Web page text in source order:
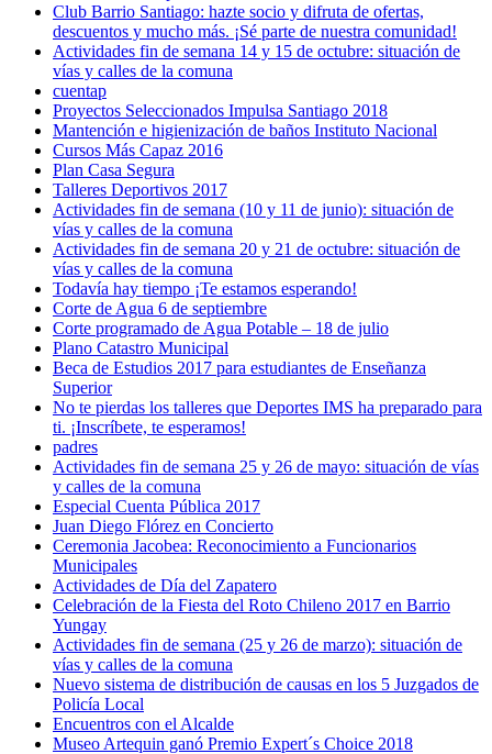
Club Barrio Santiago: hazte socio y difruta de ofertas,
descuentos y mucho más. ¡Sé parte de nuestra comunidad!
Actividades fin de semana 14 y 15 de octubre: situación de
vías y calles de la comuna
cuentap
Proyectos Seleccionados Impulsa Santiago 2018
Mantención e higienización de baños Instituto Nacional
Cursos Más Capaz 2016
Plan Casa Segura
Talleres Deportivos 2017
Actividades fin de semana (10 y 11 de junio): situación de
vías y calles de la comuna
Actividades fin de semana 20 y 21 de octubre: situación de
vías y calles de la comuna
Todavía hay tiempo ¡Te estamos esperando!
Corte de Agua 6 de septiembre
Corte programado de Agua Potable – 18 de julio
Plano Catastro Municipal
Beca de Estudios 2017 para estudiantes de Enseñanza
Superior
No te pierdas los talleres que Deportes IMS ha preparado para
ti. ¡Inscríbete, te esperamos!
padres
Actividades fin de semana 25 y 26 de mayo: situación de vías
y calles de la comuna
Especial Cuenta Pública 2017
Juan Diego Flórez en Concierto
Ceremonia Jacobea: Reconocimiento a Funcionarios
Municipales
Actividades de Día del Zapatero
Celebración de la Fiesta del Roto Chileno 2017 en Barrio
Yungay
Actividades fin de semana (25 y 26 de marzo): situación de
vías y calles de la comuna
Nuevo sistema de distribución de causas en los 5 Juzgados de
Policía Local
Encuentros con el Alcalde
Museo Artequin ganó Premio Expert´s Choice 2018